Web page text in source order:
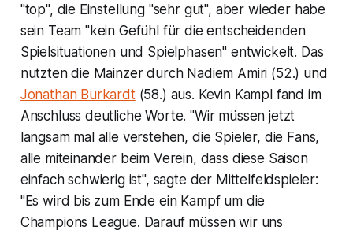
"top", die Einstellung "sehr gut", aber wieder habe
sein Team "kein Gefühl für die entscheidenden
Spielsituationen und Spielphasen" entwickelt. Das
nutzten die Mainzer durch Nadiem Amiri (52.) und
Jonathan Burkardt(58.) aus. Kevin Kampl fand im
Anschluss deutliche Worte. "Wir müssen jetzt
langsam mal alle verstehen, die Spieler, die Fans,
alle miteinander beim Verein, dass diese Saison
einfach schwierig ist", sagte der Mittelfeldspieler:
"Es wird bis zum Ende ein Kampf um die
Champions League. Darauf müssen wir uns